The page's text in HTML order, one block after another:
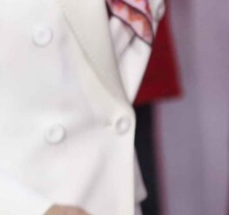
DEPORTES
México, líder de